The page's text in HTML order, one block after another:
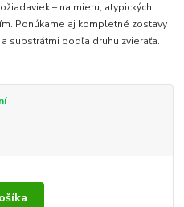
– na mieru, atypických
Ponúkame aj kompletné zostavy
substrátmi podľa druhu zvieraťa.